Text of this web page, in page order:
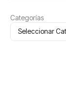
Categorías